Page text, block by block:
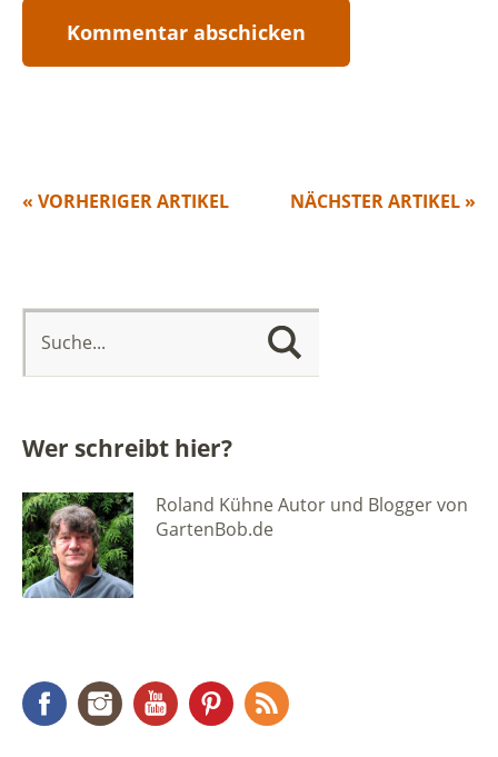
NÄCHSTER ARTIKEL »
« VORHERIGER ARTIKEL
Wer schreibt hier?
Roland Kühne Autor und Blogger von
GartenBob.de
FacebookInstagramYouTubePinterest